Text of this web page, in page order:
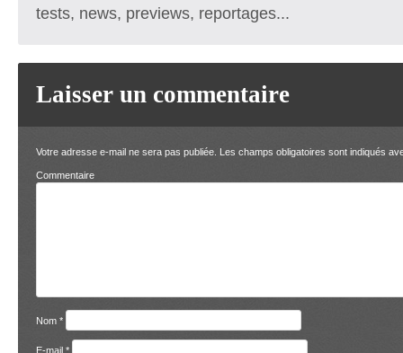
tests, news, previews, reportages...
Laisser un commentaire
Votre adresse e-mail ne sera pas publiée. Les champs obligatoires sont indiqués
Nom *
E-mail *